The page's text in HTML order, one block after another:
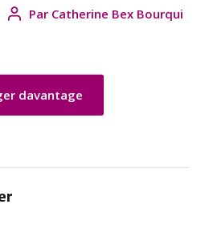
Par Catherine Bex Bourqui
davantage